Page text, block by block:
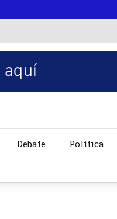
Debate Política